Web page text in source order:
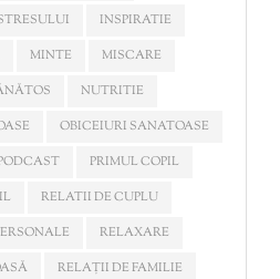
INSPIRATIE
MINTE
MISCARE
NUTRITIE
OBICEIURI SANATOASE
PRIMUL COPIL
RELATII DE CUPLU
RELAXARE
RELAȚII DE FAMILIE